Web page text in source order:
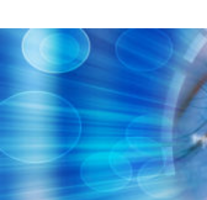
to
contentvinivida.lk